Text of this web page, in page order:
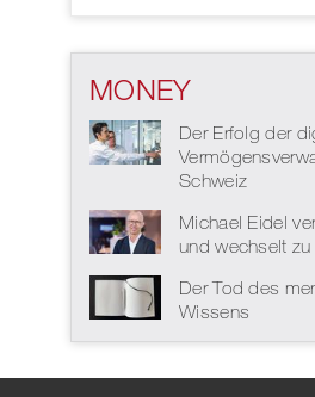
MONEY
Der Erfolg der
Schweiz
Michael Eidel
und wechselt zu
Der Tod des
Wissens